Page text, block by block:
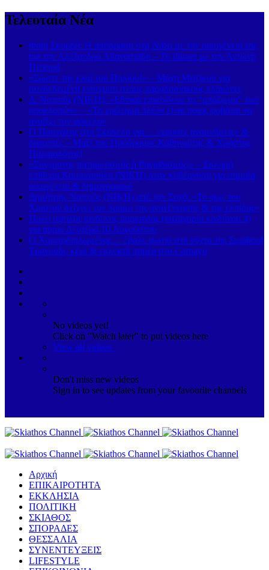
Τελευταία Νέα
Φαίη Σκορδά: Η απόδραση στη Νάξο με την οικογένειά της
και τον Αλέξανδρο Αθανασιάδη – Το dinner με τον Αντώνη
Πιτταρά
«Σώστε την ελιά του Πηλίου!» – Μάχη Μιτζικού για
συνδεδεμένη ενίσχυση στους παραδοσιακούς ελαιώνες
Δ. Νατσιός (ΝΙΚΗ): «Εθνικά επικίνδυνο το “μπάζωμα” των
υποκλοπών» – «Το ερώτημα πλέον είναι ποιος φοβάται να
ανοίξει τον φάκελο»
Ο Πασχάλης στη Σκόπελο για… «χρυσές αναμνήσεις» &
διακοπές – Μαζί του Πρόδρομος Καθηνιώτης & Χρήστος
Παλαιολόγος!
«Σύγχρονος πατριωτισμός ή Ραγιαδισμός;» – Σκληρή
επίθεση Καμπισιούλη (ΝΙΚΗ) στην κυβέρνηση για σημαία,
οικογένεια & δημογραφικό
Δημήτρης Νατσιός (ΝΙΚΗ) από τον Σοχό: «Το φως του
Χριστού δείχνει τον δρόμο της αναγέννησης & της ελπίδας»
Πολύ υψηλός κίνδυνος πυρκαγιάς (κατηγορία κινδύνου 4)
για αύριο Δευτέρα 10 Αυγούστου
Ο Χαριτοδιπλωμένος… έβαλε φωτιά στη νύχτα της Σκιάθου!
Τραγούδι, κέφι & εκλεκτή παρέα στο Carnayo
No videos yet!
Click on "Watch later" to put videos here
View all videos
Don't miss new videos
Sign in to see updates from your favourite channels
Αρχική
ΕΠΙΚΑΙΡΟΤΗΤΑ
ΕΚΚΛΗΣΙΑ
ΠΟΛΙΤΙΚΗ
ΣΚΙΑΘΟΣ
ΣΠΟΡΑΔΕΣ
ΘΕΣΣΑΛΙΑ
ΣΥΝΕΝΤΕΥΞΕΙΣ
LIFESTYLE